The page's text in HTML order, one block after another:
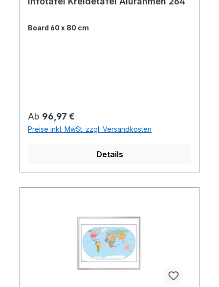
Board 60 x 80 cm
Regulärer Preis:
Ab 96,97 €
Preise inkl. MwSt. zzgl. Versandkosten
Details